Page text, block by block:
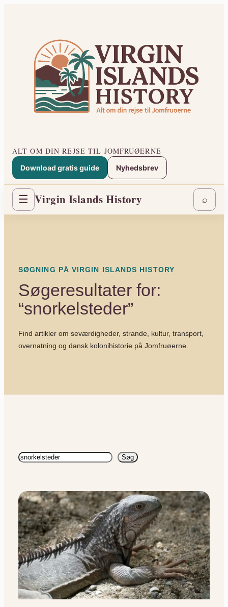
ALT OM DIN REJSE TIL JOMFRUØERNE
Download gratis guide Nyhedsbrev
☰ Virgin Islands History ⌕
SØGNING PÅ VIRGIN ISLANDS HISTORY
Søgeresultater for:
“snorkelsteder”
Find artikler om seværdigheder, strande, kultur, transport,
overnatning og dansk kolonihistorie på Jomfruøerne.
Søg Søg